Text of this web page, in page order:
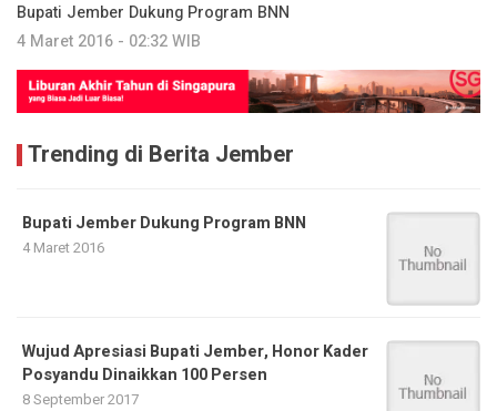
Bupati Jember Dukung Program BNN
4 Maret 2016 - 02:32 WIB
Trending di Berita Jember
Bupati Jember Dukung Program BNN
4 Maret 2016
Wujud Apresiasi Bupati Jember, Honor Kader
Posyandu Dinaikkan 100 Persen
8 September 2017